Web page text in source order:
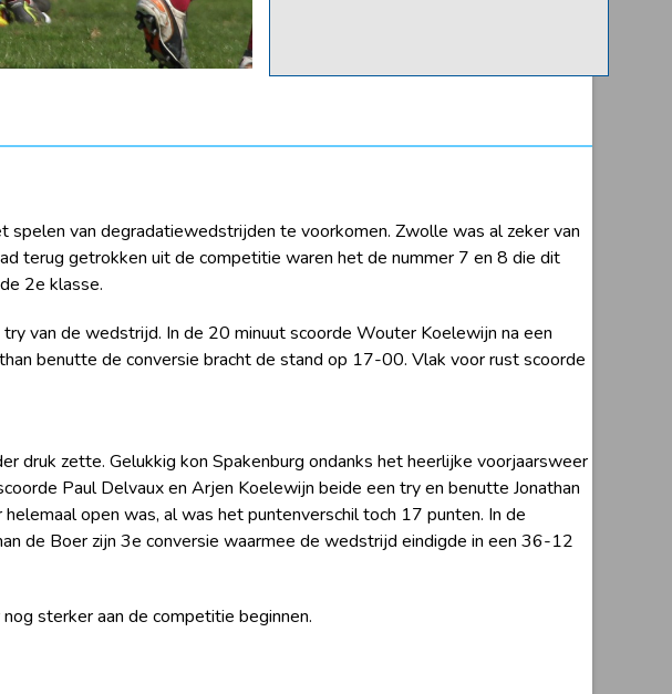
van degradatiewedstrijden te voorkomen. Zwolle was al zeker van
terug getrokken uit de competitie waren het de nummer 7 en 8 die dit
2e klasse.
van de wedstrijd. In de 20 minuut scoorde Wouter Koelewijn na een
benutte de conversie bracht de stand op 17-00. Vlak voor rust scoorde
druk zette. Gelukkig kon Spakenburg ondanks het heerlijke voorjaarsweer
Paul Delvaux en Arjen Koelewijn beide een try en benutte Jonathan
open was, al was het puntenverschil toch 17 punten. In de
de Boer zijn 3e conversie waarmee de wedstrijd eindigde in een 36-12
sterker aan de competitie beginnen.